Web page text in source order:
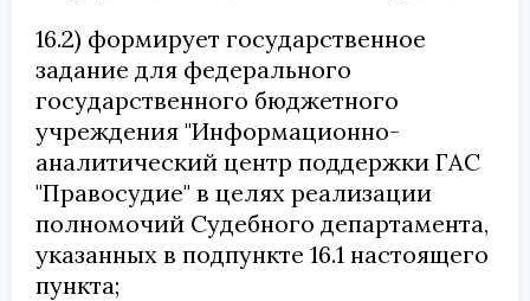
16.2) формирует государственное
задание для федерального
государственного бюджетного
учреждения "Информационно-
аналитический центр поддержки ГАС
"Правосудие" в целях реализации
полномочий Судебного департамента,
указанных в подпункте 16.1 настоящего
пункта;